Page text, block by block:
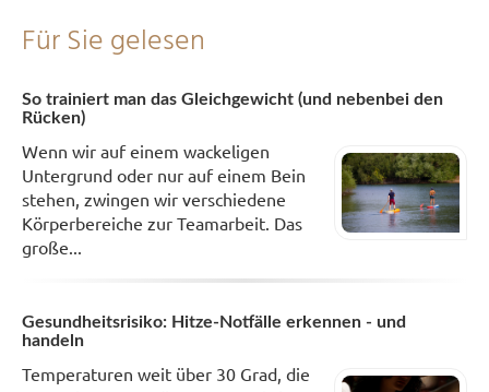
Für Sie gelesen
So trainiert man das Gleichgewicht (und nebenbei den
Rücken)
Wenn wir auf einem wackeligen
Untergrund oder nur auf einem Bein
stehen, zwingen wir verschiedene
Körperbereiche zur Teamarbeit. Das
große...
Gesundheitsrisiko: Hitze-Notfälle erkennen - und
handeln
Temperaturen weit über 30 Grad, die